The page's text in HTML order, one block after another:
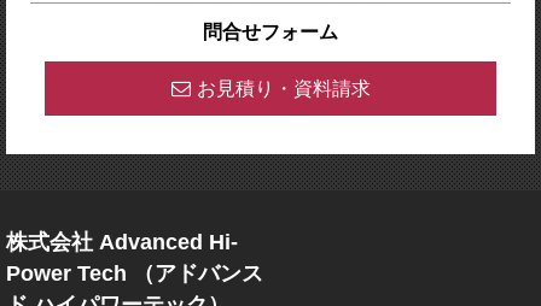
問合せフォーム
お見積り・資料請求
株式会社 Advanced Hi-
Power Tech （アドバンス